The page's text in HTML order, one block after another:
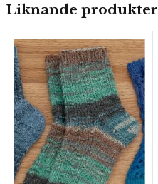
Liknande produkter